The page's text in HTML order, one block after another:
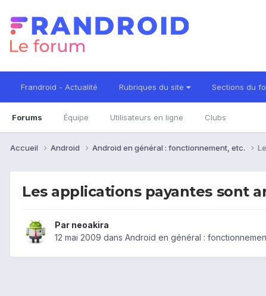
Frandroid - Actualité Rubriques du site Sections du
Forums Équipe Utilisateurs en ligne Clubs
Accueil Android Android en général : fonctionnement, etc.
Les applications payantes sont
Par neoakira
12 mai 2009 dans Android en général :